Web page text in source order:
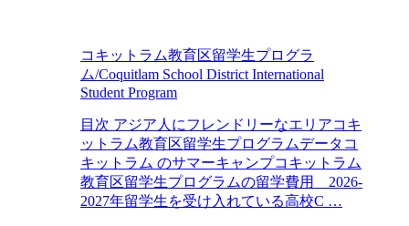
コキットラム教育区留学生プログラ
ム/Coquitlam School District International
Student Program
目次 アジア人にフレンドリーなエリアコキ
ットラム教育区留学生プログラムデータコ
キットラム のサマーキャンプコキットラム
教育区留学生プログラムの留学費用 2026-
2027年留学生を受け入れている高校C …